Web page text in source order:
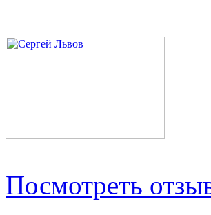
Посмотреть